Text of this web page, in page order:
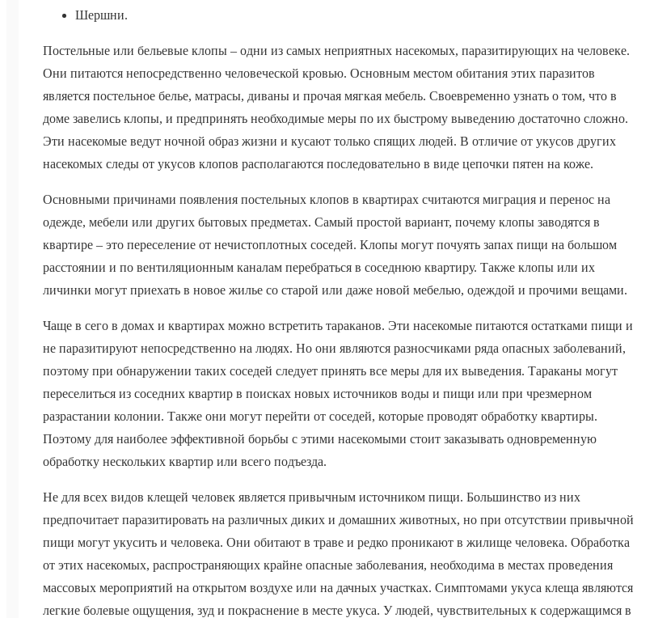
Шершни.
Постельные или бельевые клопы – одни из самых неприятных насекомых, паразитирующих на человеке.
Они питаются непосредственно человеческой кровью. Основным местом обитания этих паразитов
является постельное белье, матрасы, диваны и прочая мягкая мебель. Своевременно узнать о том, что в
доме завелись клопы, и предпринять необходимые меры по их быстрому выведению достаточно сложно.
Эти насекомые ведут ночной образ жизни и кусают только спящих людей. В отличие от укусов других
насекомых следы от укусов клопов располагаются последовательно в виде цепочки пятен на коже.
Основными причинами появления постельных клопов в квартирах считаются миграция и перенос на
одежде, мебели или других бытовых предметах. Самый простой вариант, почему клопы заводятся в
квартире – это переселение от нечистоплотных соседей. Клопы могут почуять запах пищи на большом
расстоянии и по вентиляционным каналам перебраться в соседнюю квартиру. Также клопы или их
личинки могут приехать в новое жилье со старой или даже новой мебелью, одеждой и прочими вещами.
Чаще в сего в домах и квартирах можно встретить тараканов. Эти насекомые питаются остатками пищи и
не паразитируют непосредственно на людях. Но они являются разносчиками ряда опасных заболеваний,
поэтому при обнаружении таких соседей следует принять все меры для их выведения. Тараканы могут
переселиться из соседних квартир в поисках новых источников воды и пищи или при чрезмерном
разрастании колонии. Также они могут перейти от соседей, которые проводят обработку квартиры.
Поэтому для наиболее эффективной борьбы с этими насекомыми стоит заказывать одновременную
обработку нескольких квартир или всего подъезда.
Не для всех видов клещей человек является привычным источником пищи. Большинство из них
предпочитает паразитировать на различных диких и домашних животных, но при отсутствии привычной
пищи могут укусить и человека. Они обитают в траве и редко проникают в жилище человека. Обработка
от этих насекомых, распространяющих крайне опасные заболевания, необходима в местах проведения
массовых мероприятий на открытом воздухе или на дачных участках. Симптомами укуса клеща являются
легкие болевые ощущения, зуд и покраснение в месте укуса. У людей, чувствительных к содержащимся в